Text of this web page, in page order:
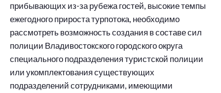
прибывающих из-за рубежа гостей, высокие темпы
ежегодного прироста турпотока, необходимо
рассмотреть возможность создания в составе сил
полиции Владивостокского городского округа
специального подразделения туристской полиции
или укомплектования существующих
подразделений сотрудниками, имеющими